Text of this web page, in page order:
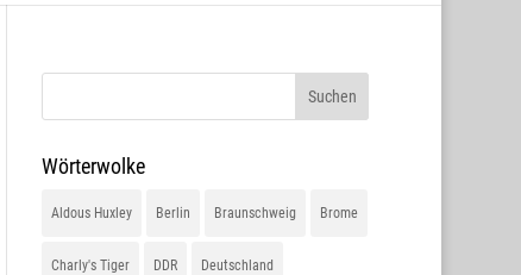
Wörterwolke
Aldous Huxley Berlin Braunschweig Brome
Charly's Tiger DDR Deutschland